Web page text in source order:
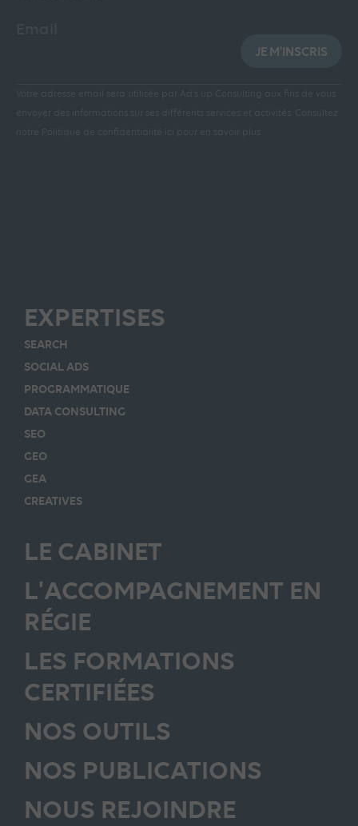
JE M'INSCRIS
Votre adresse email sera utilisée par Ad’s up Consulting aux fins de vous
envoyer des informations sur ses différents services et activités.
Consultez
notre Politique de confidentialité ici pour en savoir plus
EXPERTISES
SEARCH
SOCIAL ADS
PROGRAMMATIQUE
DATA CONSULTING
SEO
GEO
GEA
CREATIVES
LE CABINET
L'ACCOMPAGNEMENT EN
RÉGIE
LES FORMATIONS
CERTIFIÉES
NOS OUTILS
NOS PUBLICATIONS
NOUS REJOINDRE